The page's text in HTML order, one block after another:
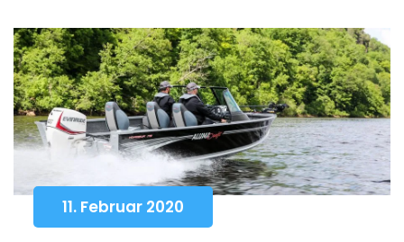
11. Februar 2020